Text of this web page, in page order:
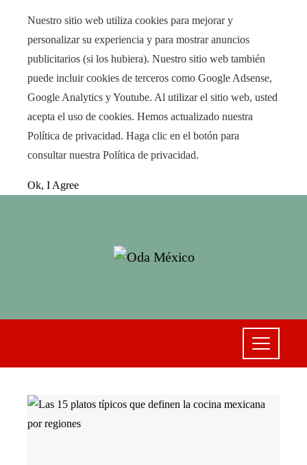
Nuestro sitio web utiliza cookies para mejorar y
personalizar su experiencia y para mostrar anuncios
publicitarios (si los hubiera). Nuestro sitio web también
puede incluir cookies de terceros como Google Adsense,
Google Analytics y Youtube. Al utilizar el sitio web, usted
acepta el uso de cookies. Hemos actualizado nuestra
Política de privacidad. Haga clic en el botón para
consultar nuestra Política de privacidad.
Ok, I Agree